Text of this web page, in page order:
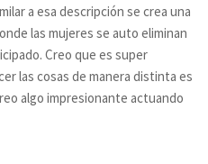
a esa descripción se crea una
las mujeres se auto eliminan
Creo que es super
las cosas de manera distinta es
algo impresionante actuando